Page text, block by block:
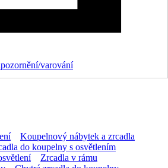
varování
Koupelnový nábytek a zrcadla
do koupelny s osvětlením
Zrcadla v rámu